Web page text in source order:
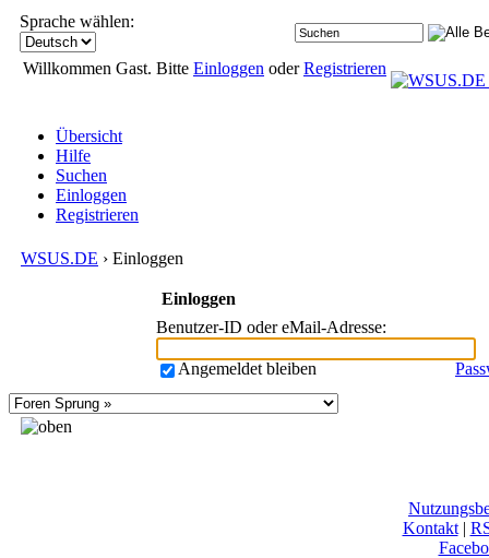
Sprache wählen:
Willkommen Gast. Bitte Einloggen oderRegistrieren
Übersicht
Hilfe
Suchen
Einloggen
Registrieren
WSUS.DE › Einloggen
Einloggen
Benutzer-ID oder eMail-Adresse:
Angemeldet bleiben
Kontakt|